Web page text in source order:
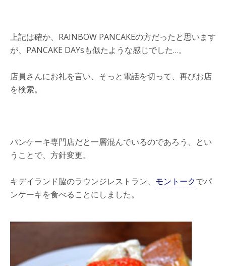
上記は確か、RAINBOW PANCAKEの方だったと思います
が、PANCAKE DAYsも似たような感じでした…。
店員さんにお礼を言い、そっと電話を切って、再びお店
を検索。
パンケーキ専門店だと一層混んでいるのであろう、とい
うことで、方針変更。
キデイランド脇のラウンジレストラン、 モントークでパ
ンケーキを食べることにしました。